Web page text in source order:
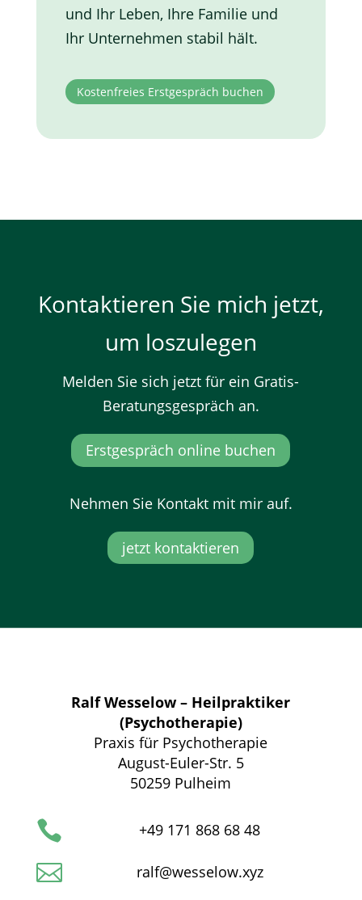
und Ihr Leben, Ihre Familie und
Ihr Unternehmen stabil hält.
Kostenfreies Erstgespräch buchen
Kontaktieren Sie mich jetzt,
um loszulegen
Melden Sie sich jetzt für ein Gratis-
Beratungsgespräch an.
Erstgespräch online buchen
Nehmen Sie Kontakt mit mir auf.
jetzt kontaktieren
Ralf Wesselow – Heilpraktiker
(Psychotherapie)
Praxis für Psychotherapie
August-Euler-Str. 5
50259 Pulheim
 +49 171 868 68 48
 ralf@wesselow.xyz